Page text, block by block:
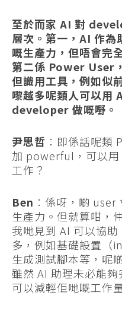
至於而家 AI 對
層次。第一，AI 作
嘅生產力，但唔會完
第二係 Power User
但識用工具，例如似
嚟越多呢類人可以用
developer 做嘅嘢。
尹思哲 ：即係話呢類
加 powerful，可以用
工作？
Ben ：係呀，啲
生產力。但就算咁，
我哋見到 AI 可以協
多，例如基礎設置（
生成測試腳本等，呢
雖然 AI 助理未必能
可以減輕佢哋嘅工作